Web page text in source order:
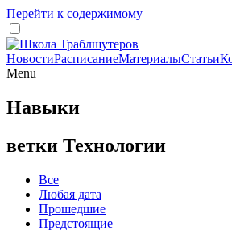
Перейти к содержимому
НовостиРасписаниеМатериалыСтатьи
Menu
Навыки
ветки Технологии
Все
Любая дата
Прошедшие
Предстоящие